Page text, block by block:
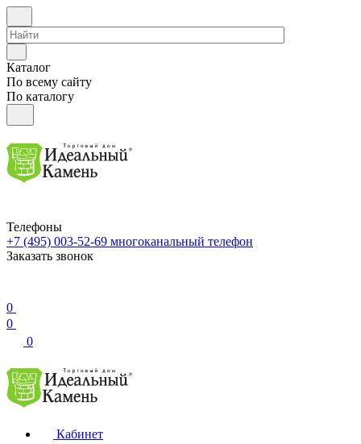
Каталог
По всему сайту
По каталогу
Телефоны
+7 (495) 003-52-69 многоканальный телефон
Заказать звонок
0
0
0
Кабинет